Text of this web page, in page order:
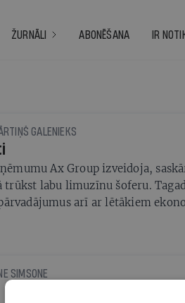
ŽURNĀLI ABONĒŠANA IR
GALENIEKS
Ax Group izveidoja,
trūkst labu limuzīnu šoferu.
arī ar lētākiem
SIMSONE